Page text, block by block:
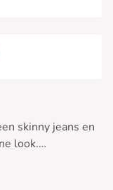
skinny jeans en
look.